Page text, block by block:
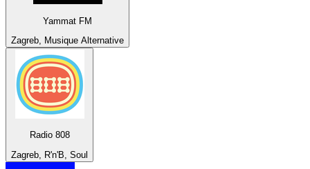
Yammat FM
Zagreb, Musique Alternative
Radio 808
Zagreb, R'n'B, Soul